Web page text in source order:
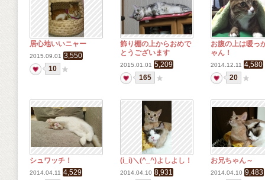
居心地いいニャー
2015.09.01 3,550
10
飾り棚の上からおめで
とうございます
2015.01.01 5,209
165
お腹の上は暖っ
ゃん！
2014.12.11 4,580
20
シュワッチ！
2014.04.11 4,529
(i_i)＼(^_^)よしよし！
2014.04.10 8,931
お兄ちゃん～
2014.04.10 9,483